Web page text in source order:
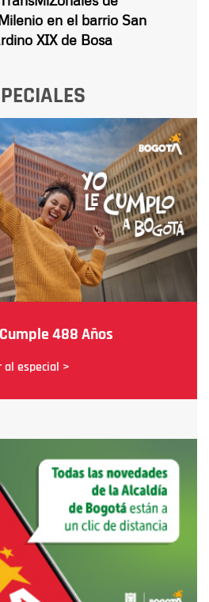
en el barrio San
XIX de Bosa
488 Años
al especial >